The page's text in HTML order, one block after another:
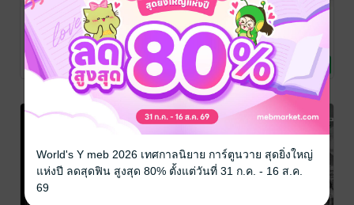
all Magazine
ฉบับ มิ.ย. 2560
(06/60)
all Magazine/
BookSmileShop
นิตยสารความรู้
No Rating
all Magazine
ฉบับ ก.ย. 2555
all Magazine
BookSmileShop
นิตยสารความรู้
No Rating
all Magazine
ฉบับ เม.ย. 2560
(04/60)
all Magazine
BookSmileShop
นิตยสารความรู้
1 Rating
World's Y meb 2026 เทศกาลนิยาย การ์ตูนวาย สุดยิ่งใหญ่
แห่งปี ลดสุดฟิน สูงสุด 80% ตั้งแต่วันที่ 31 ก.ค. - 16 ส.ค.
69